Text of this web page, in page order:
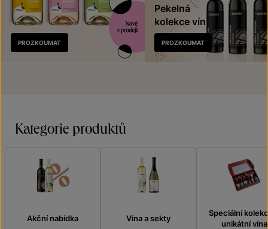
Nově
v prodeji
PROZKOUMAT
Pekelná
kolekce vín
PROZKOUMAT
Kategorie produktů
Akční nabídka Vína a sekty
Speciální
unikátní vína